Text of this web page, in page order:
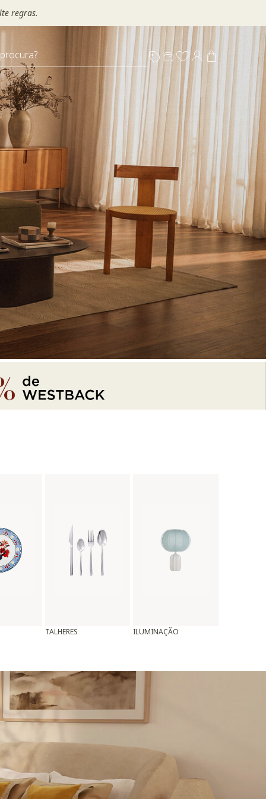
regras.
TALHERES ILUMINAÇÃO